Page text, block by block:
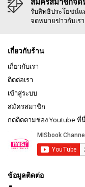
รับสิทธิประโยชน์แ
จดหมายข่าวกับเรา
เกี่ยวกับร้าน
เกี่ยวกับเรา
ติดต่อเรา
เข้าสู่ระบบ
สมัครสมาชิก
กดติดตามช่อง Youtube ที่
ข้อมูลติดต่อ